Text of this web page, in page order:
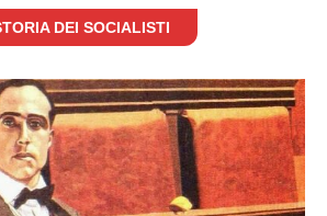
DEI SOCIALISTI